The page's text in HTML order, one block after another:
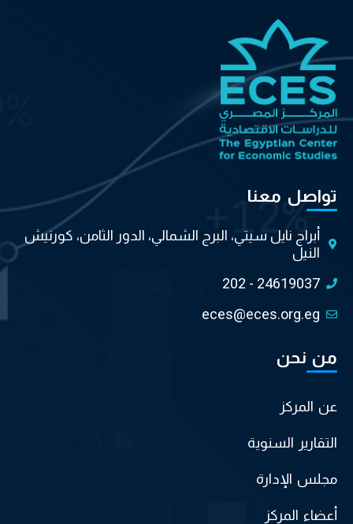
تواصل معنا
أبراج نايل سيتي، البرج الشمالي، الدور الثامن، كورنيش
النيل
202 - 24619037
eces@eces.org.eg
من نحن
عن المركز
التقارير السنوية
مجلس الإدارة
أعضاء المركز